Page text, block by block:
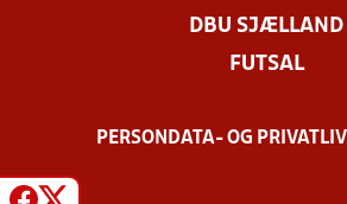
DBU SJÆLLAND
FUTSAL
PERSONDATA- OG